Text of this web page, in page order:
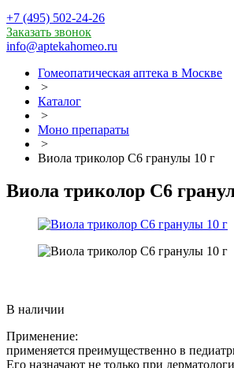
+7 (495) 502-24-26
Заказать звонок
info@aptekahomeo.ru
Гомеопатическая аптека в Москве
>
Каталог
>
Моно препараты
>
Виола триколор С6 гранулы 10 г
Виола триколор С6
В наличии
Применение:
применяется преимущественно в
Его назначают не только при